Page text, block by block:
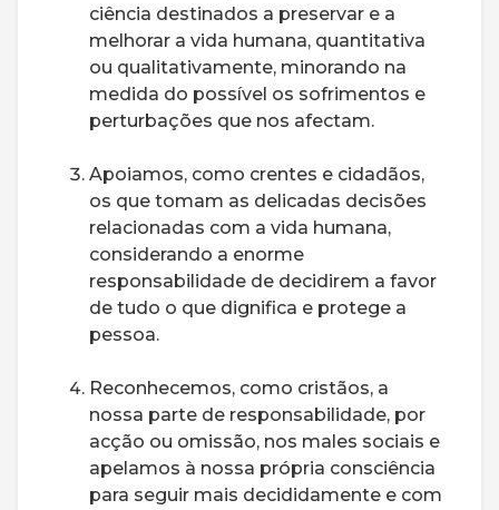
ciência destinados a preservar e a
melhorar a vida humana, quantitativa
ou qualitativamente, minorando na
medida do possível os sofrimentos e
perturbações que nos afectam.
Apoiamos, como crentes e cidadãos,
os que tomam as delicadas decisões
relacionadas com a vida humana,
considerando a enorme
responsabilidade de decidirem a favor
de tudo o que dignifica e protege a
pessoa.
Reconhecemos, como cristãos, a
nossa parte de responsabilidade, por
acção ou omissão, nos males sociais e
apelamos à nossa própria consciência
para seguir mais decididamente e com